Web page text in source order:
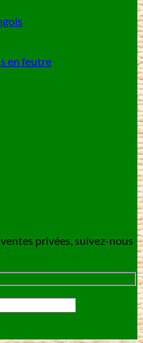
en feutre
privées, suivez-nous